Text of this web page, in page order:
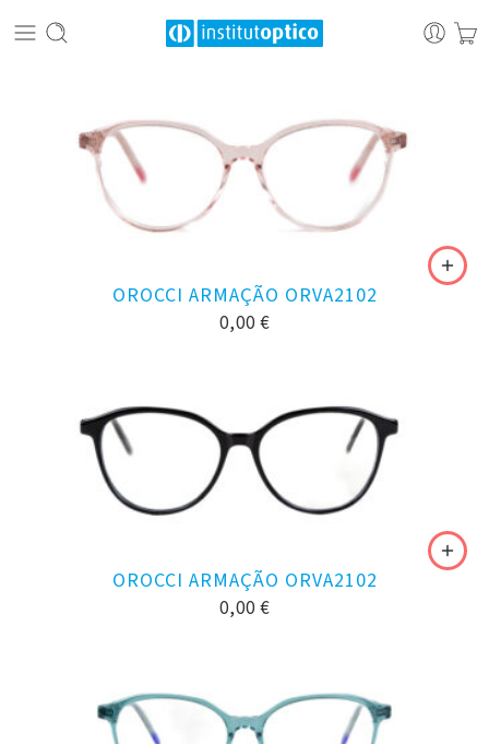
OROCCI ARMAÇÃO ORVA2102
0,00 €
OROCCI ARMAÇÃO ORVA2102
0,00 €